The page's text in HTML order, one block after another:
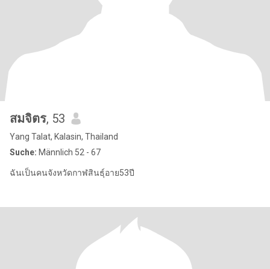
สมจิตร, 53
Yang Talat, Kalasin, Thailand
Suche: Männlich 52 - 67
ฉันเป็นคนจังหวัดกาฬสินธุ์อาย53ปี